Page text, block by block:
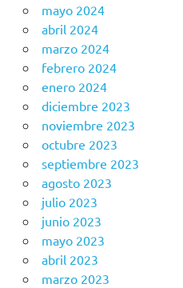
mayo 2024
abril 2024
marzo 2024
febrero 2024
enero 2024
diciembre 2023
noviembre 2023
octubre 2023
septiembre 2023
agosto 2023
julio 2023
junio 2023
mayo 2023
abril 2023
marzo 2023